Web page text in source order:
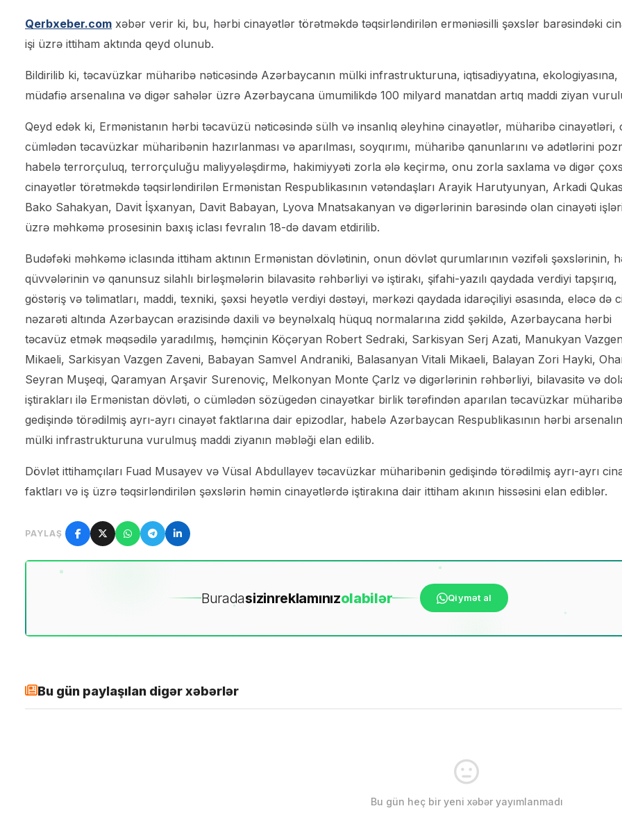
Qerbxeber.com xəbər verir ki, bu, hərbi cinayətlər törətməkdə təqsirləndirilən erməniəsilli şəxslər barəsindəki
işi üzrə ittiham aktında qeyd olunub.
Bildirilib ki, təcavüzkar müharibə nəticəsində Azərbaycanın mülki infrastrukturuna, iqtisadiyyatına, ekologiyasına,
müdafiə arsenalına və digər sahələr üzrə Azərbaycana ümumilikdə 100 milyard manatdan artıq maddi ziyan
Qeyd edək ki, Ermənistanın hərbi təcavüzü nəticəsində sülh və insanlıq əleyhinə cinayətlər, müharibə cinayətləri,
cümlədən təcavüzkar müharibənin hazırlanması və aparılması, soyqırımı, müharibə qanunlarını və adətlərini
habelə terrorçuluq, terrorçuluğu maliyyələşdirmə, hakimiyyəti zorla ələ keçirmə, onu zorla saxlama və digər
cinayətlər törətməkdə təqsirləndirilən Ermənistan Respublikasının vətəndaşları Arayik Harutyunyan, Arkadi
Bako Sahakyan, Davit İşxanyan, Davit Babayan, Lyova Mnatsakanyan və digərlərinin barəsində olan cinayəti işləri
üzrə məhkəmə prosesinin baxış iclası fevralın 18-də davam etdirilib.
Budəfəki məhkəmə iclasında ittiham aktının Ermənistan dövlətinin, onun dövlət qurumlarının vəzifəli şəxslərinin,
qüvvələrinin və qanunsuz silahlı birləşmələrin bilavasitə rəhbərliyi və iştirakı, şifahi-yazılı qaydada verdiyi tapşırıq,
göstəriş və təlimatları, maddi, texniki, şəxsi heyətlə verdiyi dəstəyi, mərkəzi qaydada idarəçiliyi əsasında, eləcə də
nəzarəti altında Azərbaycan ərazisində daxili və beynəlxalq hüquq normalarına zidd şəkildə, Azərbaycana hərbi
təcavüz etmək məqsədilə yaradılmış, həmçinin Köçəryan Robert Sedraki, Sarkisyan Serj Azati, Manukyan Vazgen
Mikaeli, Sarkisyan Vazgen Zaveni, Babayan Samvel Andraniki, Balasanyan Vitali Mikaeli, Balayan Zori Hayki,
Seyran Muşeqi, Qaramyan Arşavir Surenoviç, Melkonyan Monte Çarlz və digərlərinin rəhbərliyi, bilavasitə və
iştirakları ilə Ermənistan dövləti, o cümlədən sözügedən cinayətkar birlik tərəfindən aparılan təcavüzkar
gedişində törədilmiş ayrı-ayrı cinayət faktlarına dair epizodlar, habelə Azərbaycan Respublikasının hərbi
mülki infrastrukturuna vurulmuş maddi ziyanın məbləği elan edilib.
Dövlət ittihamçıları Fuad Musayev və Vüsal Abdullayev təcavüzkar müharibənin gedişində törədilmiş ayrı-ayrı
faktları və iş üzrə təqsirləndirilən şəxslərin həmin cinayətlərdə iştirakına dair ittiham akının hissəsini elan ediblər.
PAYLAŞ
Buradasizinreklamınızolabilər Qiymət al
Bu gün paylaşılan digər xəbərlər
Bu gün heç bir yeni xəbər yayımlanmadı